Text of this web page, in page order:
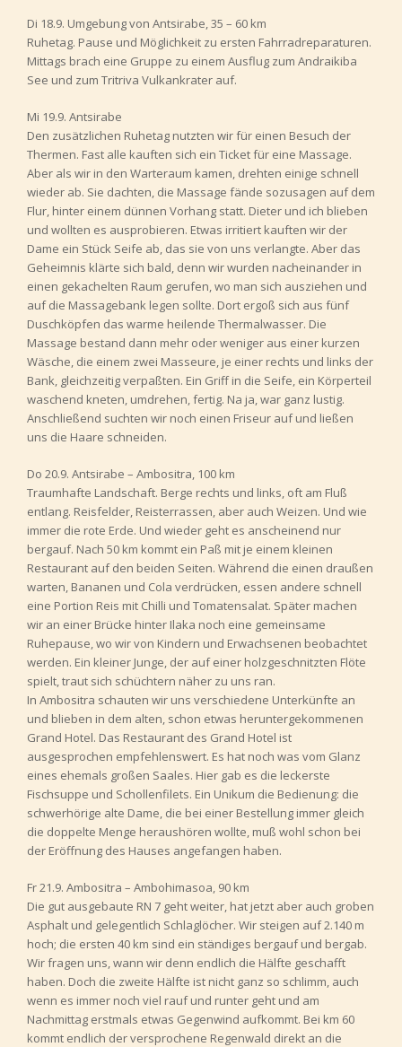
Di 18.9. Umgebung von Antsirabe, 35 – 60 km
Ruhetag. Pause und Möglichkeit zu ersten Fahrradreparaturen.
Mittags brach eine Gruppe zu einem Ausflug zum Andraikiba
See und zum Tritriva Vulkankrater auf.
Mi 19.9. Antsirabe
Den zusätzlichen Ruhetag nutzten wir für einen Besuch der
Thermen. Fast alle kauften sich ein Ticket für eine Massage.
Aber als wir in den Warteraum kamen, drehten einige schnell
wieder ab. Sie dachten, die Massage fände sozusagen auf dem
Flur, hinter einem dünnen Vorhang statt. Dieter und ich blieben
und wollten es ausprobieren. Etwas irritiert kauften wir der
Dame ein Stück Seife ab, das sie von uns verlangte. Aber das
Geheimnis klärte sich bald, denn wir wurden nacheinander in
einen gekachelten Raum gerufen, wo man sich ausziehen und
auf die Massagebank legen sollte. Dort ergoß sich aus fünf
Duschköpfen das warme heilende Thermalwasser. Die
Massage bestand dann mehr oder weniger aus einer kurzen
Wäsche, die einem zwei Masseure, je einer rechts und links der
Bank, gleichzeitig verpaßten. Ein Griff in die Seife, ein Körperteil
waschend kneten, umdrehen, fertig. Na ja, war ganz lustig.
Anschließend suchten wir noch einen Friseur auf und ließen
uns die Haare schneiden.
Do 20.9. Antsirabe – Ambositra, 100 km
Traumhafte Landschaft. Berge rechts und links, oft am Fluß
entlang. Reisfelder, Reisterrassen, aber auch Weizen. Und wie
immer die rote Erde. Und wieder geht es anscheinend nur
bergauf. Nach 50 km kommt ein Paß mit je einem kleinen
Restaurant auf den beiden Seiten. Während die einen draußen
warten, Bananen und Cola verdrücken, essen andere schnell
eine Portion Reis mit Chilli und Tomatensalat. Später machen
wir an einer Brücke hinter Ilaka noch eine gemeinsame
Ruhepause, wo wir von Kindern und Erwachsenen beobachtet
werden. Ein kleiner Junge, der auf einer holzgeschnitzten Flöte
spielt, traut sich schüchtern näher zu uns ran.
In Ambositra schauten wir uns verschiedene Unterkünfte an
und blieben in dem alten, schon etwas heruntergekommenen
Grand Hotel. Das Restaurant des Grand Hotel ist
ausgesprochen empfehlenswert. Es hat noch was vom Glanz
eines ehemals großen Saales. Hier gab es die leckerste
Fischsuppe und Schollenfilets. Ein Unikum die Bedienung: die
schwerhörige alte Dame, die bei einer Bestellung immer gleich
die doppelte Menge heraushören wollte, muß wohl schon bei
der Eröffnung des Hauses angefangen haben.
Fr 21.9. Ambositra – Ambohimasoa, 90 km
Die gut ausgebaute RN 7 geht weiter, hat jetzt aber auch groben
Asphalt und gelegentlich Schlaglöcher. Wir steigen auf 2.140 m
hoch; die ersten 40 km sind ein ständiges bergauf und bergab.
Wir fragen uns, wann wir denn endlich die Hälfte geschafft
haben. Doch die zweite Hälfte ist nicht ganz so schlimm, auch
wenn es immer noch viel rauf und runter geht und am
Nachmittag erstmals etwas Gegenwind aufkommt. Bei km 60
kommt endlich der versprochene Regenwald direkt an die